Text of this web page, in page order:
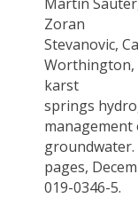
Zoran
Stevanovic,
Worthington,
karst
springs
groundwater.
pages,
019-0346-5.